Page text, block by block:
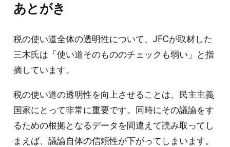
あとがき
税の使い道全体の透明性について、JFCが取材した
三木氏は「使い道そのもののチェックも弱い」と指
摘しています。
税の使い道の透明性を向上させることは、民主主義
国家にとって非常に重要です。同時にその議論をす
るための根拠となるデータを間違えて読み取ってし
まえば、議論自体の信頼性が下がってしまいます。